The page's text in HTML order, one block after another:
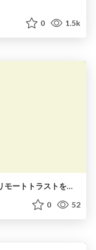
0 1.5k
「アフターコロナを考える「リモートトラストを築く」とは何か」オープニング
0 52